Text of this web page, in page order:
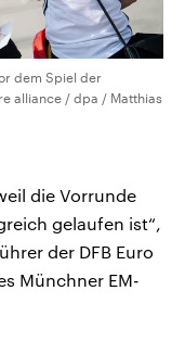
dem Spiel der
alliance / dpa / Matthias
die Vorrunde
gelaufen ist“,
der DFB Euro
Münchner EM-